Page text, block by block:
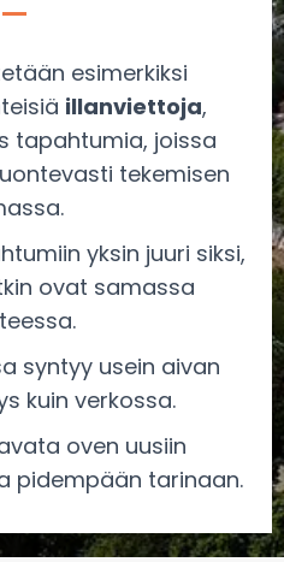
esimerkiksi
illanviettoja,
tapahtumia, joissa
tekemisen
yksin juuri siksi,
ovat samassa
syntyy usein aivan
kuin verkossa.
oven uusiin
pidempään tarinaan.